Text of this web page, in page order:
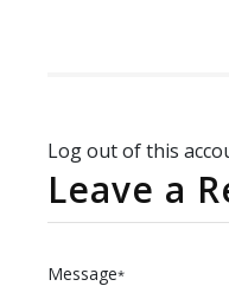
Log out of this
Leave a
Message*